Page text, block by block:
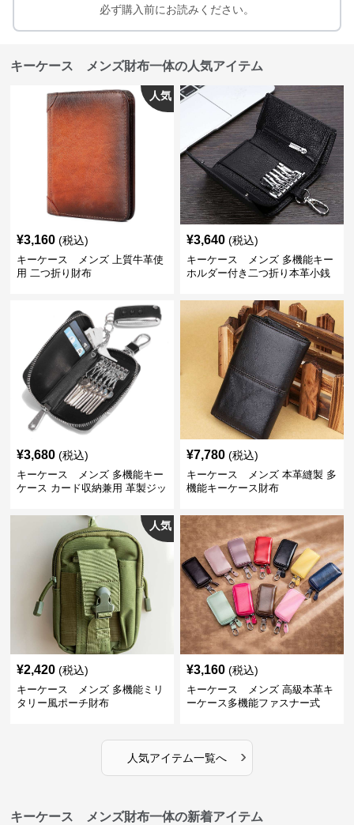
必ず購入前にお読みください。
キーケース メンズ財布一体の人気アイテム
人気
¥3,160 (税込)
キーケース メンズ 上質牛革使
用 二つ折り財布
¥3,640 (税込)
キーケース メンズ 多機能キー
ホルダー付き二つ折り本革小銭
¥3,680 (税込)
キーケース メンズ 多機能キー
ケース カード収納兼用 革製ジッ
¥7,780 (税込)
キーケース メンズ 本革縫製 多
機能キーケース財布
人気
¥2,420 (税込)
キーケース メンズ 多機能ミリ
タリー風ポーチ財布
¥3,160 (税込)
キーケース メンズ 高級本革キ
ーケース多機能ファスナー式
人気アイテム一覧へ ›
キーケース メンズ財布一体の新着アイテム